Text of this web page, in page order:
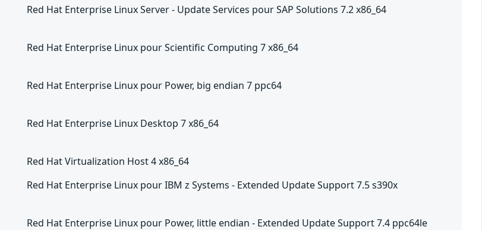
Red Hat Enterprise Linux Server - Update Services pour SAP Solutions 7.2 x86_64
Red Hat Enterprise Linux pour Scientific Computing 7 x86_64
Red Hat Enterprise Linux pour Power, big endian 7 ppc64
Red Hat Enterprise Linux Desktop 7 x86_64
Red Hat Virtualization Host 4 x86_64
Red Hat Enterprise Linux pour IBM z Systems - Extended Update Support 7.5 s390x
Red Hat Enterprise Linux pour Power, little endian - Extended Update Support 7.4 ppc64le